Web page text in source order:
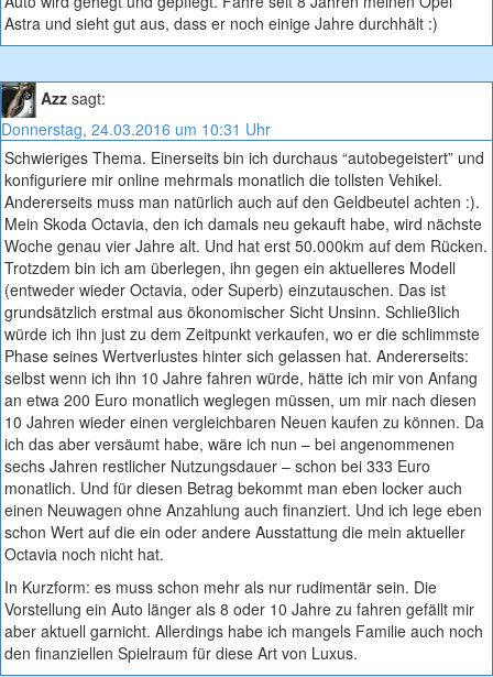
Astra und sieht gut aus, dass er noch einige Jahre durchhält :)
Azz sagt:
Donnerstag, 24.03.2016 um 10:31 Uhr
Schwieriges Thema. Einerseits bin ich durchaus “autobegeistert” und
konfiguriere mir online mehrmals monatlich die tollsten Vehikel.
Andererseits muss man natürlich auch auf den Geldbeutel achten :).
Mein Skoda Octavia, den ich damals neu gekauft habe, wird nächste
Woche genau vier Jahre alt. Und hat erst 50.000km auf dem Rücken.
Trotzdem bin ich am überlegen, ihn gegen ein aktuelleres Modell
(entweder wieder Octavia, oder Superb) einzutauschen. Das ist
grundsätzlich erstmal aus ökonomischer Sicht Unsinn. Schließlich
würde ich ihn just zu dem Zeitpunkt verkaufen, wo er die schlimmste
Phase seines Wertverlustes hinter sich gelassen hat. Andererseits:
selbst wenn ich ihn 10 Jahre fahren würde, hätte ich mir von Anfang
an etwa 200 Euro monatlich weglegen müssen, um mir nach diesen
10 Jahren wieder einen vergleichbaren Neuen kaufen zu können. Da
ich das aber versäumt habe, wäre ich nun – bei angenommenen
sechs Jahren restlicher Nutzungsdauer – schon bei 333 Euro
monatlich. Und für diesen Betrag bekommt man eben locker auch
einen Neuwagen ohne Anzahlung auch finanziert. Und ich lege eben
schon Wert auf die ein oder andere Ausstattung die mein aktueller
Octavia noch nicht hat.
In Kurzform: es muss schon mehr als nur rudimentär sein. Die
Vorstellung ein Auto länger als 8 oder 10 Jahre zu fahren gefällt mir
aber aktuell garnicht. Allerdings habe ich mangels Familie auch noch
den finanziellen Spielraum für diese Art von Luxus.